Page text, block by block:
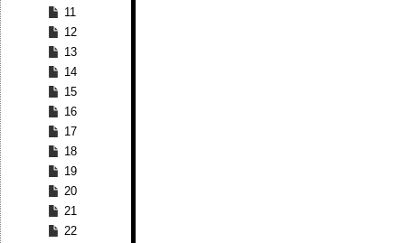
11
12
13
14
15
16
17
18
19
20
21
22